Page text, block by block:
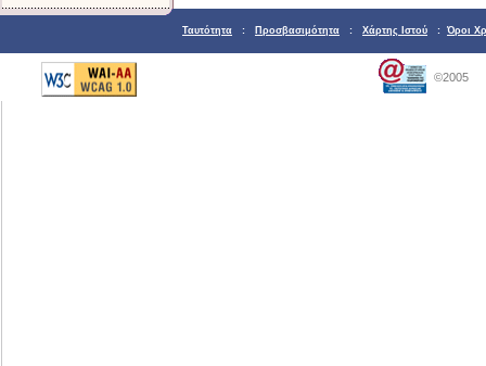
Ταυτότητα : Προσβασιμότητα : Χάρτης Ιστού : Όροι
©2005